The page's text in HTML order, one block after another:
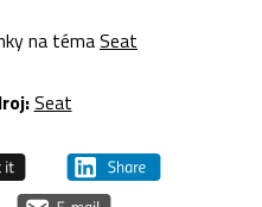
na témaSeat
Seat